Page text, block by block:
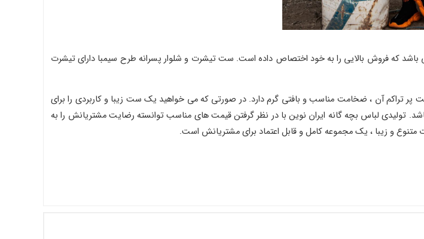
که فروش بالایی را به خود اختصاص داده است. ست تیشرت و شلوار پسرانه طرح سیمبا دارای تیشرت
پر تراکم آن ، ضخامت مناسب و بافتی گرم دارد. در صورتی که می خواهید یک ست زیبا و کاربردی را برای
تولیدی لباس بچه گانه ایران نوین با در نظر گرفتن قیمت های مناسب توانسته رضایت مشتریانش را به
و زیبا ، یک مجموعه کامل و قابل اعتماد برای مشتریانش است.